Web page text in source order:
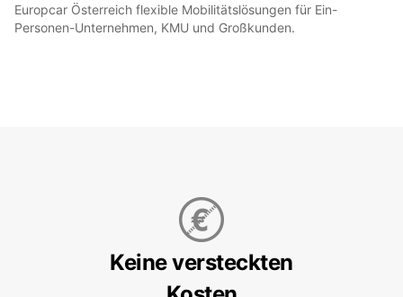
Europcar Österreich flexible Mobilitätslösungen für Ein-
Personen-Unternehmen, KMU und Großkunden.
Keine versteckten